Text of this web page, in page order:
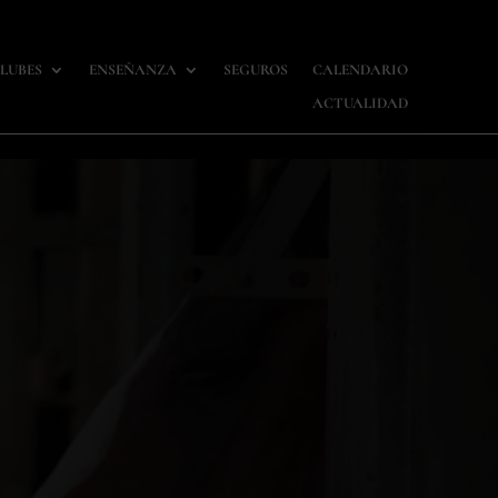
ENSEÑANZA SEGUROS
CALENDARIO
ACTUALIDAD